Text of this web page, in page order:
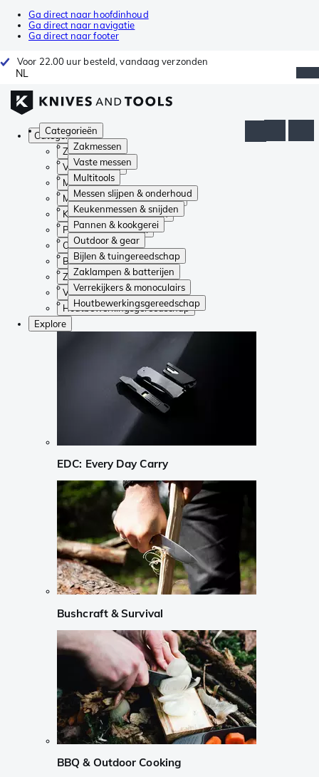
Ga direct naar hoofdinhoud
Ga direct naar navigatie
Ga direct naar footer
Voor 22.00 uur besteld, vandaag verzonden
NL
Categorieën
Zakmessen
Vaste messen
Multitools
Messen slijpen & onderhoud
Keukenmessen & snijden
Pannen & kookgerei
Outdoor & gear
Bijlen & tuingereedschap
Zaklampen & batterijen
Verrekijkers & monoculairs
Houtbewerkingsgereedschap
Categorieën
Zakmessen
Vaste messen
Multitools
Messen slijpen & onderhoud
Keukenmessen & snijden
Pannen & kookgerei
Outdoor & gear
Bijlen & tuingereedschap
Zaklampen & batterijen
Verrekijkers & monoculairs
Houtbewerkingsgereedschap
Explore
EDC: Every Day Carry
Bushcraft & Survival
BBQ & Outdoor Cooking